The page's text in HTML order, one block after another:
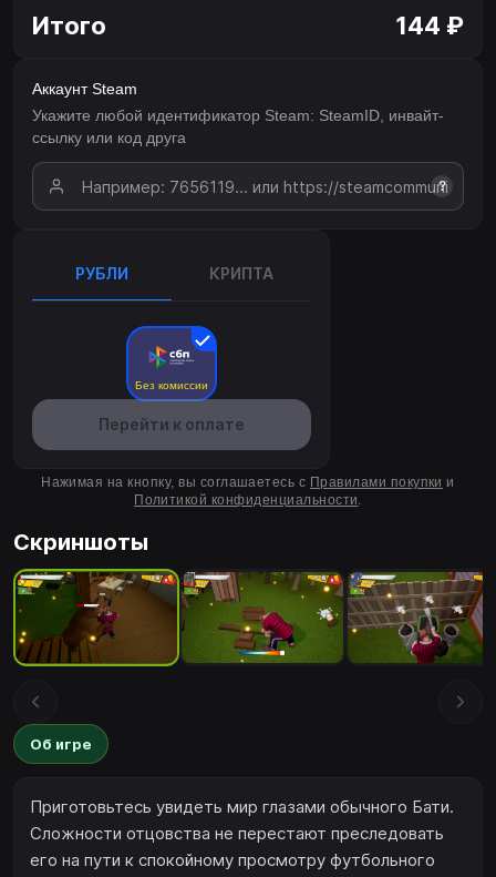
Итого 144 ₽
Аккаунт Steam
Укажите любой идентификатор Steam: SteamID, инвайт-
ссылку или код друга
?
РУБЛИ КРИПТА
Без комиссии
Перейти к оплате
Нажимая на кнопку, вы соглашаетесь с Правилами покупки и
Политикой конфиденциальности.
Скриншоты
Об игре
Приготовьтесь увидеть мир глазами обычного Бати.
Сложности отцовства не перестают преследовать
его на пути к спокойному просмотру футбольного